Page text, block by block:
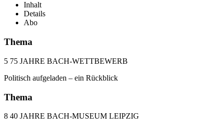
Inhalt
Details
Abo
Thema
5 75 JAHRE BACH-WETTBEWERB
Politisch aufgeladen – ein Rückblick
Thema
8 40 JAHRE BACH-MUSEUM LEIPZIG